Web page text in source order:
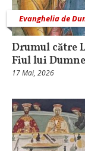
Evanghelia de
Drumul către
Fiul lui
17 Mai, 2026